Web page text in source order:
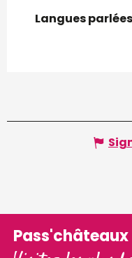
Langues parlées
Langues parlées
Pass'châteaux